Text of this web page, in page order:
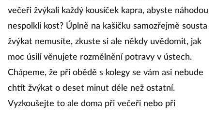
večeři žvýkali každý kousíček kapra, abyste náhodou
nespolkli kost? Úplně na kašičku samozřejmě sousta
žvýkat nemusíte, zkuste si ale někdy uvědomit, jak
moc úsilí věnujete rozmělnění potravy v ústech.
Chápeme, že při obědě s kolegy se vám asi nebude
chtít žvýkat o deset minut déle než ostatní.
Vyzkoušejte to ale doma při večeři nebo při